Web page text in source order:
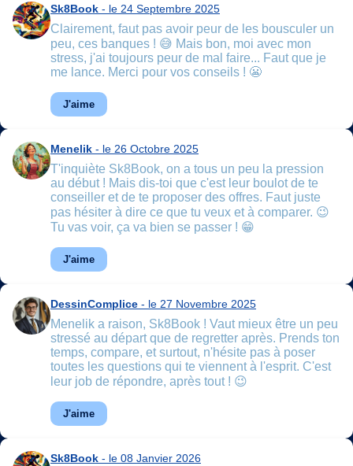
Sk8Book - le 24 Septembre 2025
Clairement, faut pas avoir peur de les bousculer un
peu, ces banques ! 😅 Mais bon, moi avec mon
stress, j'ai toujours peur de mal faire... Faut que je
me lance. Merci pour vos conseils ! 😬
J'aime
Menelik - le 26 Octobre 2025
T'inquiète Sk8Book, on a tous un peu la pression
au début ! Mais dis-toi que c'est leur boulot de te
conseiller et de te proposer des offres. Faut juste
pas hésiter à dire ce que tu veux et à comparer. 😉
Tu vas voir, ça va bien se passer ! 😁
J'aime
DessinComplice - le 27 Novembre 2025
Menelik a raison, Sk8Book ! Vaut mieux être un peu
stressé au départ que de regretter après. Prends ton
temps, compare, et surtout, n'hésite pas à poser
toutes les questions qui te viennent à l'esprit. C'est
leur job de répondre, après tout ! 😉
J'aime
Sk8Book - le 08 Janvier 2026